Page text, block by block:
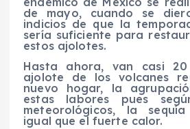
de mayo, cuando se
indicios de que la
sería suficiente para
estos ajolotes.
Hasta ahora, van casi 20
ajolote de los volcanes
nuevo hogar, la
estas labores pues
meteorológicos, la
igual que el fuerte calor.